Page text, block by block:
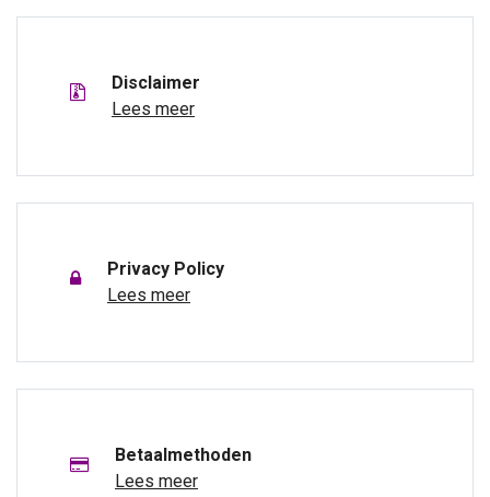
Disclaimer
Lees meer
Privacy Policy
Lees meer
Betaalmethoden
Lees meer